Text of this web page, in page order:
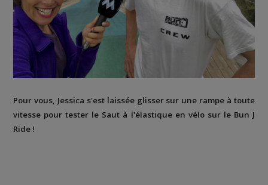
Pour vous, Jessica s'est laissée glisser sur une rampe à toute
vitesse pour tester le Saut à l'élastique en vélo sur le Bun J
Ride !